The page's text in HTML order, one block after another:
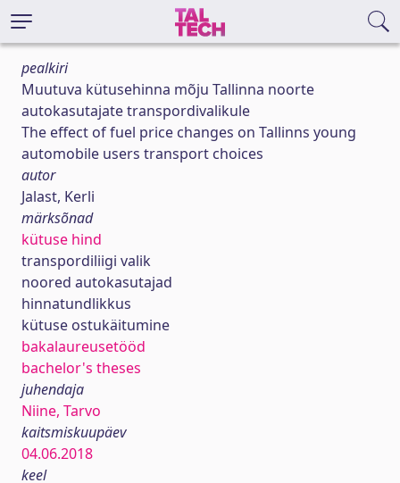
pealkiri
Muutuva kütusehinna mõju Tallinna noorte
autokasutajate transpordivalikule
The effect of fuel price changes on Tallinns young
automobile users transport choices
autor
Jalast, Kerli
märksõnad
kütuse hind
transpordiliigi valik
noored autokasutajad
hinnatundlikkus
kütuse ostukäitumine
bakalaureusetööd
bachelor's theses
juhendaja
Niine, Tarvo
kaitsmiskuupäev
04.06.2018
keel